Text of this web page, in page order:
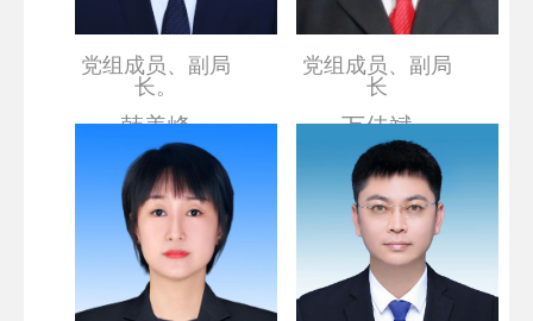
党组成员、副局
长。
韩美峰
党组成员、副局
长
万佳斌